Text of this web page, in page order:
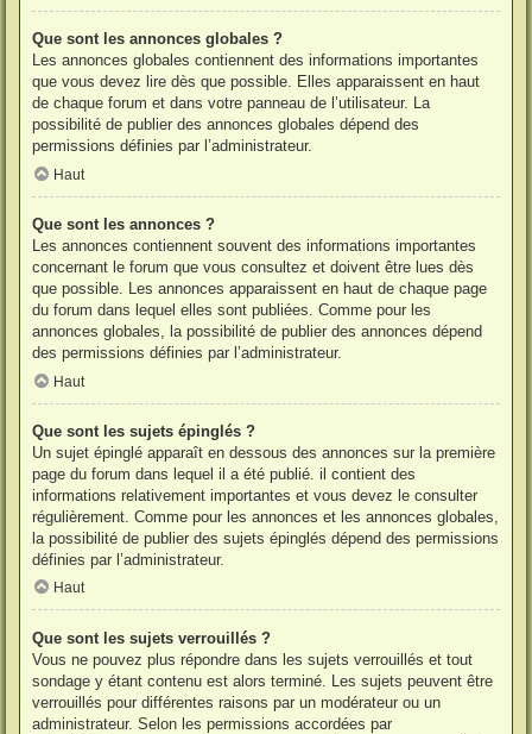
Que sont les annonces globales ?
Les annonces globales contiennent des informations importantes
que vous devez lire dès que possible. Elles apparaissent en haut
de chaque forum et dans votre panneau de l’utilisateur. La
possibilité de publier des annonces globales dépend des
permissions définies par l’administrateur.
Haut
Que sont les annonces ?
Les annonces contiennent souvent des informations importantes
concernant le forum que vous consultez et doivent être lues dès
que possible. Les annonces apparaissent en haut de chaque page
du forum dans lequel elles sont publiées. Comme pour les
annonces globales, la possibilité de publier des annonces dépend
des permissions définies par l’administrateur.
Haut
Que sont les sujets épinglés ?
Un sujet épinglé apparaît en dessous des annonces sur la première
page du forum dans lequel il a été publié. il contient des
informations relativement importantes et vous devez le consulter
régulièrement. Comme pour les annonces et les annonces globales,
la possibilité de publier des sujets épinglés dépend des permissions
définies par l’administrateur.
Haut
Que sont les sujets verrouillés ?
Vous ne pouvez plus répondre dans les sujets verrouillés et tout
sondage y étant contenu est alors terminé. Les sujets peuvent être
verrouillés pour différentes raisons par un modérateur ou un
administrateur. Selon les permissions accordées par